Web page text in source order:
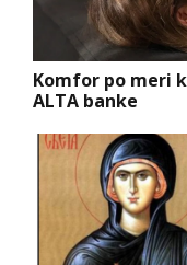
Komfor po meri
ALTA banke